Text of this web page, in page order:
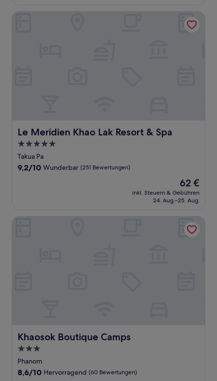
Le Meridien Khao Lak Resort & Spa
Le Meridien Khao Lak Resort & Spa
5.0-
Sterne-
Unterkunft
Takua Pa
9.2
9,2/10 Wunderbar (251 Bewertungen)
Der
Preis
beträgt
62 €
inkl. Steuern & Gebühren
24. Aug.–25. Aug.
Khaosok Boutique Camps
Khaosok Boutique Camps
3.0-
Sterne-
Unterkunft
Phanom
8.6
8,6/10 Hervorragend (60 Bewertungen)